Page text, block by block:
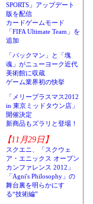
SPORTS」アップデート
版を配信
カードゲームモード
「FIFA Ultimate Team」を
追加
「パックマン」と「塊
魂」がニューヨーク近代
美術館に収蔵
ゲーム業界初の快挙
「メリープラスマス2012
in 東京ミッドタウン店」
開催決定
新商品もズラリと登場！
【11月29日】
スクエニ、「スクウェ
ア・エニックス オープン
カンファレンス 2012」
「Agni's Philosophy」の
舞台裏を明らかにす
る“技術編”